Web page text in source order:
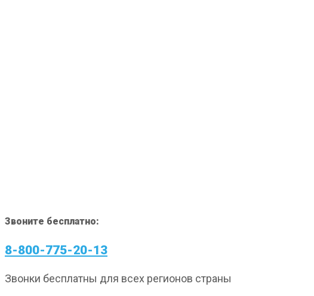
Звоните бесплатно:
8-800-775-20-13
Звонки бесплатны для всех регионов страны